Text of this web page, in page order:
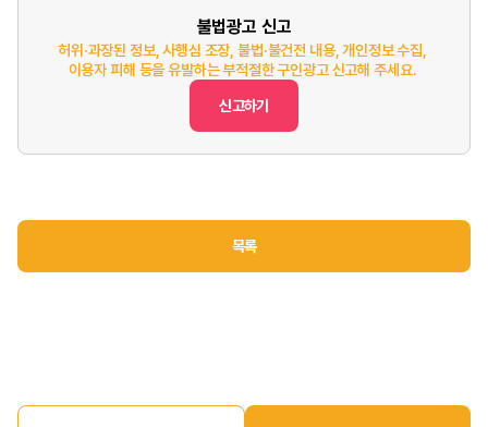
불법광고 신고
허위·과장된 정보, 사행심 조장, 불법·불건전 내용, 개인정보 수집,
이용자 피해 등을 유발하는 부적절한 구인광고 신고해 주세요.
신고하기
목록